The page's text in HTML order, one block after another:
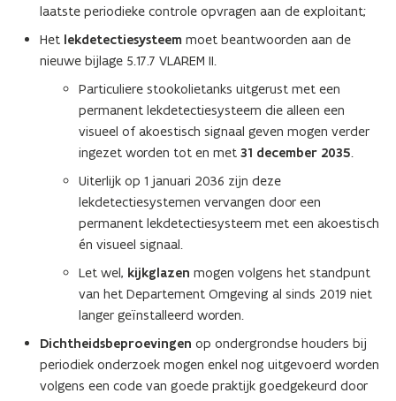
laatste periodieke controle opvragen aan de exploitant;
Het lekdetectiesysteem moet beantwoorden aan de
nieuwe bijlage 5.17.7 VLAREM II.
Particuliere stookolietanks uitgerust met een
permanent lekdetectiesysteem die alleen een
visueel of akoestisch signaal geven mogen verder
ingezet worden tot en met 31 december 2035.
Uiterlijk op 1 januari 2036 zijn deze
lekdetectiesystemen vervangen door een
permanent lekdetectiesysteem met een akoestisch
én visueel signaal.
Let wel, kijkglazen mogen volgens het standpunt
van het Departement Omgeving al sinds 2019 niet
langer geïnstalleerd worden.
Dichtheidsbeproevingen op ondergrondse houders bij
periodiek onderzoek mogen enkel nog uitgevoerd worden
volgens een code van goede praktijk goedgekeurd door